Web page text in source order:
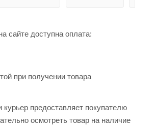
сайте доступна оплата:
при получении товара
курьер предоставляет покупателю
осмотреть товар на наличие